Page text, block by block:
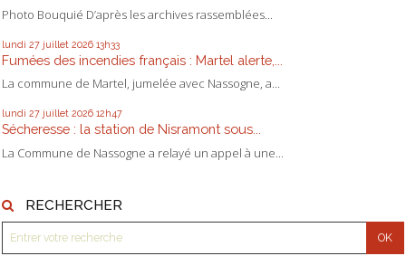
Photo Bouquié D’après les archives rassemblées...
lundi 27 juillet 2026 13h33
Fumées des incendies français : Martel alerte,...
La commune de Martel, jumelée avec Nassogne, a...
lundi 27 juillet 2026 12h47
Sécheresse : la station de Nisramont sous...
La Commune de Nassogne a relayé un appel à une...
RECHERCHER